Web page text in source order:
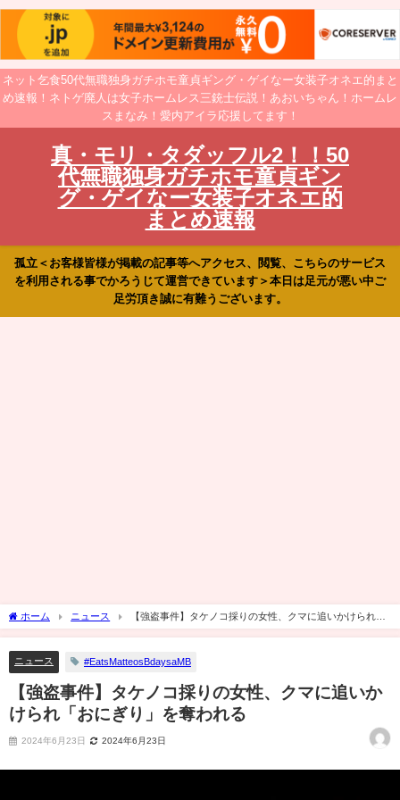
ネット乞食50代無職独身ガチホモ童貞ギング・ゲイなー女装子オネエ的まと
め速報！ネトゲ廃人は女子ホームレス三銃士伝説！あおいちゃん！ホームレ
スまなみ！愛内アイラ応援してます！
真・モリ・タダッフル2！！50
代無職独身ガチホモ童貞ギン
グ・ゲイなー女装子オネエ的
まとめ速報
孤立＜お客様皆様が掲載の記事等へアクセス、閲覧、こちらのサービス
を利用される事でかろうじて運営できています＞本日は足元が悪い中ご
足労頂き誠に有難うございます。
ホーム ニュース
【強盗事件】タケノコ採りの女性、クマに追いかけられ
「おにぎり」を奪われる
ニュース #EatsMatteosBdaysaMB
【強盗事件】タケノコ採りの女性、クマに追いか
けられ「おにぎり」を奪われる
2024年6月23日 2024年6月23日